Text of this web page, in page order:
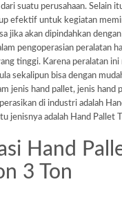
suatu perusahaan. Selain
efektif untuk kegiatan
jika akan dipindahkan
pengoperasian peralatan
tinggi. Karena peralatan ini
sekalipun bisa dengan
jenis hand pallet, jenis hand
di industri adalah
jenisnya adalah Hand Pallet
Hand
3 Ton